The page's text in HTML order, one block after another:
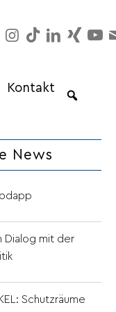
Kontakt
News
Dialog mit der
Schutzräume